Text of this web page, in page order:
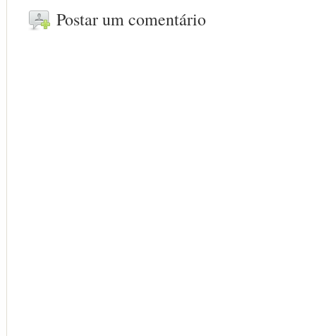
Postar um comentário